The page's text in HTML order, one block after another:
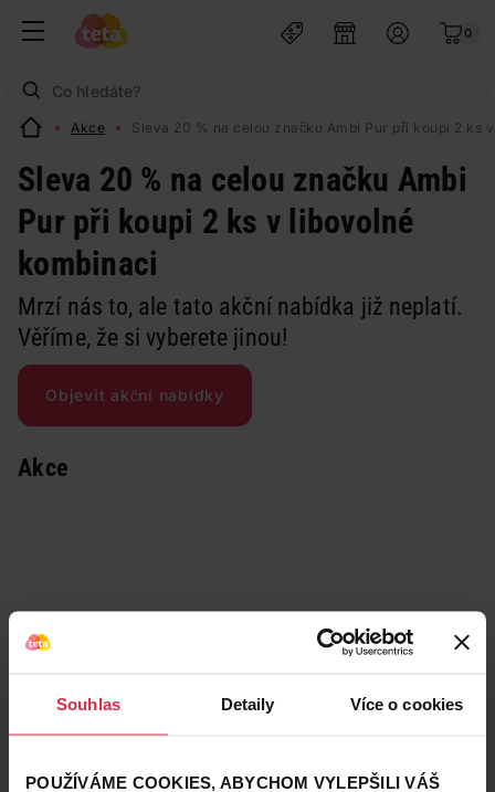
Souhlas Detaily Více o cookies
POUŽÍVÁME COOKIES, ABYCHOM VYLEPŠILI VÁŠ
0
Akce Sleva 20 % na celou značku Ambi Pur při koupi 2 ks
Sleva 20 % na celou značku Ambi
Pur při koupi 2 ks v libovolné
kombinaci
Mrzí nás to, ale tato akční nabídka již neplatí.
Věříme, že si vyberete jinou!
Objevit akční nabídky
Akce